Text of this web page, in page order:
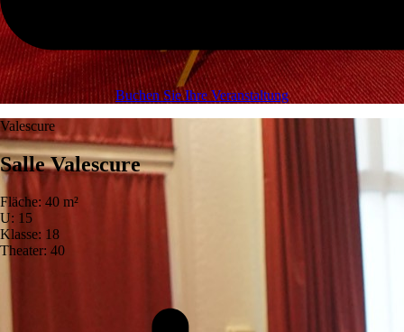
Buchen Sie Ihre Veranstaltung
Valescure
Salle Valescure
Fläche: 40 m²
U: 15
Klasse: 18
Theater: 40